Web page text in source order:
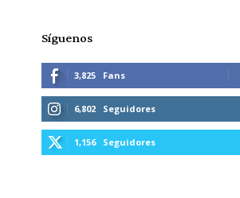
Síguenos
3,825 Fans
6,802 Seguidores
1,156 Seguidores